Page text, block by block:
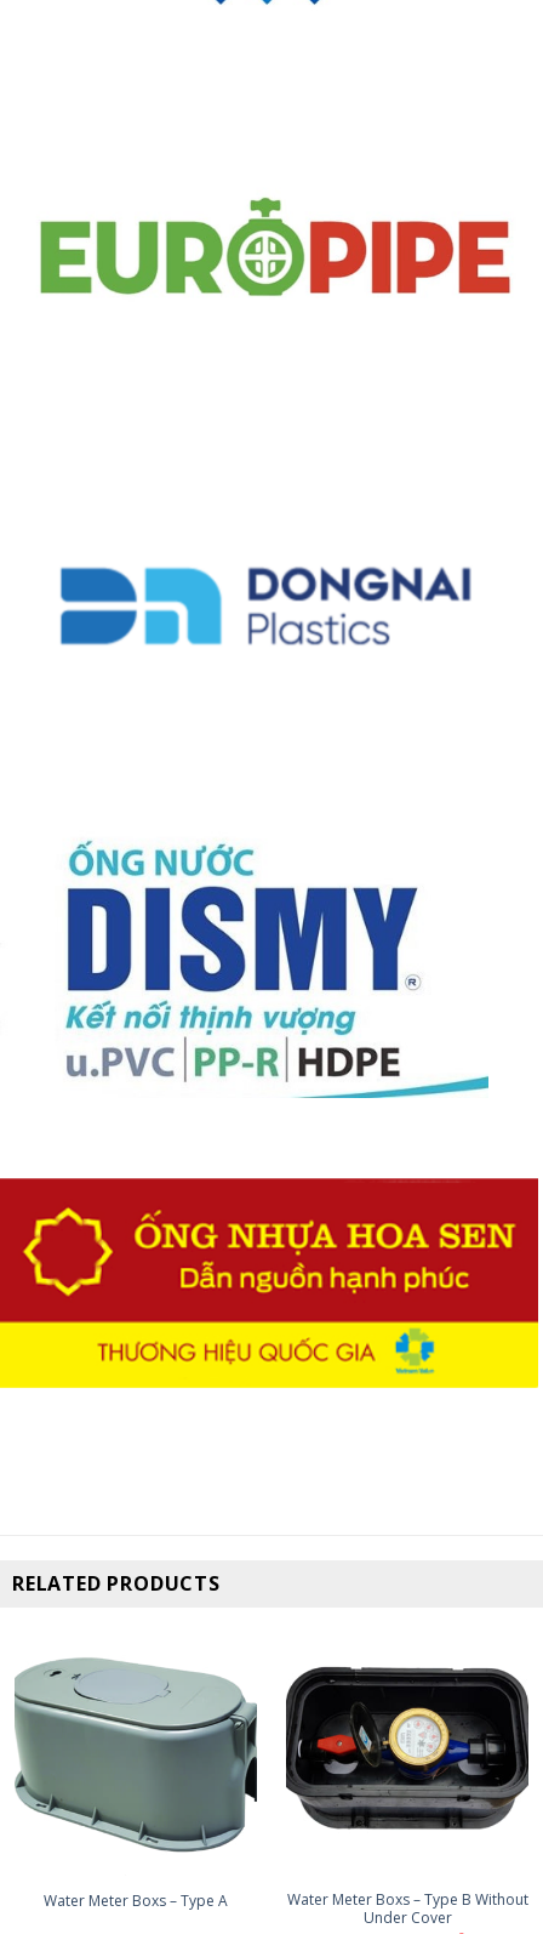
RELATED PRODUCTS
Water Meter Boxs – Type A
Water Meter Boxs – Type B Without
Under Cover